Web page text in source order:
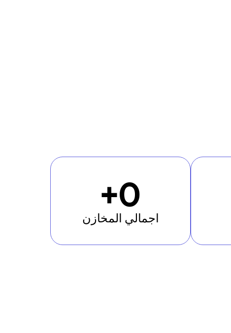
اجمالي المخازن
0
+